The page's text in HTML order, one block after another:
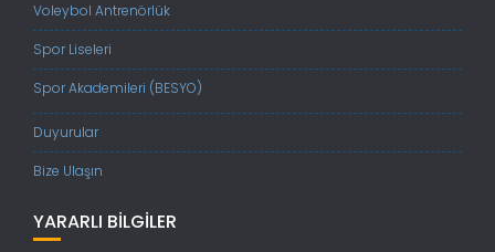
Voleybol Antrenörlük
Spor Liseleri
Spor Akademileri (BESYO)
Duyurular
Bize Ulaşın
YARARLI BILGILER